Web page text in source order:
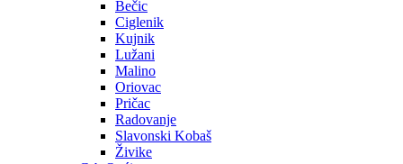
Bečic
Ciglenik
Kujnik
Lužani
Malino
Oriovac
Pričac
Radovanje
Slavonski Kobaš
Živike